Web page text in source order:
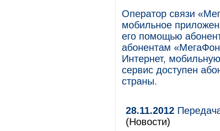
Оператор связи
мобильное
его помощью
абонентам
Интернет,
сервис доступен
страны.
28.11.2012
(Новости)